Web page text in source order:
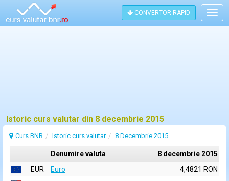
CONVERTOR RAPID
Istoric curs valutar din 8 decembrie 2015
Curs BNR Istoric curs valutar 8 Decembrie 2015
Denumire valuta
8 decembrie 2015
EUR
Euro
4,4821 RON